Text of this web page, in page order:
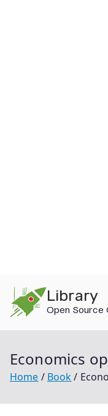
content
Library
Open Source
Economics
Home Book